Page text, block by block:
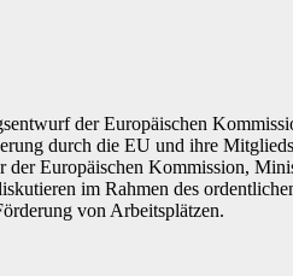
der Europäischen
durch die EU und ihre
Europäischen Kommission,
im Rahmen des
von Arbeitsplätzen.